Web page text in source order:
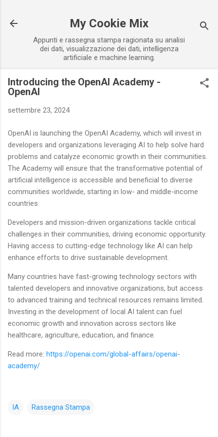
My Cookie Mix
Appunti e rassegna stampa ragionata su analisi
dei dati, visualizzazione dei dati, intelligenza
artificiale e machine learning.
Introducing the OpenAI Academy -
OpenAI
settembre 23, 2024
OpenAI is launching the OpenAI Academy, which will invest in
developers and organizations leveraging AI to help solve hard
problems and catalyze economic growth in their communities.
The Academy will ensure that the transformative potential of
artificial intelligence is accessible and beneficial to diverse
communities worldwide, starting in low- and middle-income
countries.
Developers and mission-driven organizations tackle critical
challenges in their communities, driving economic opportunity.
Having access to cutting-edge technology like AI can help
enhance efforts to drive sustainable development.
Many countries have fast-growing technology sectors with
talented developers and innovative organizations, but access
to advanced training and technical resources remains limited.
Investing in the development of local AI talent can fuel
economic growth and innovation across sectors like
healthcare, agriculture, education, and finance.
Read more: https://openai.com/global-affairs/openai-
academy/
IA Rassegna Stampa